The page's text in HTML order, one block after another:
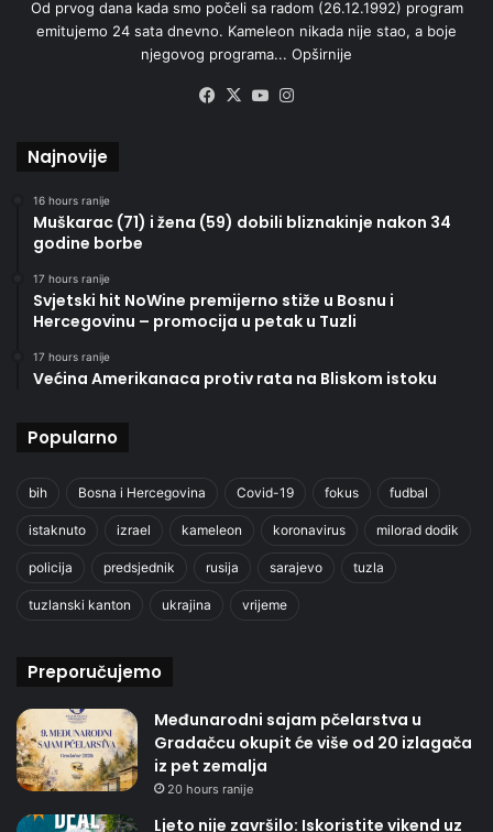
Od prvog dana kada smo počeli sa radom (26.12.1992) program
emitujemo 24 sata dnevno. Kameleon nikada nije stao, a boje
njegovog programa... Opširnije
Facebook
X YouTube
Najnovije
16 hours ranije
Muškarac (71) i žena (59) dobili bliznakinje nakon 34
godine borbe
17 hours ranije
Svjetski hit NoWine premijerno stiže u Bosnu i
Hercegovinu – promocija u petak u Tuzli
17 hours ranije
Većina Amerikanaca protiv rata na Bliskom istoku
Popularno
bih Bosna i Hercegovina Covid-19 fokus fudbal
istaknuto izrael kameleon koronavirus milorad dodik
policija predsjednik rusija sarajevo tuzla
tuzlanski kanton ukrajina vrijeme
Preporučujemo
Međunarodni sajam pčelarstva u
Gradačcu okupit će više od 20 izlagača
iz pet zemalja
20 hours ranije
Ljeto nije završilo: Iskoristite vikend uz